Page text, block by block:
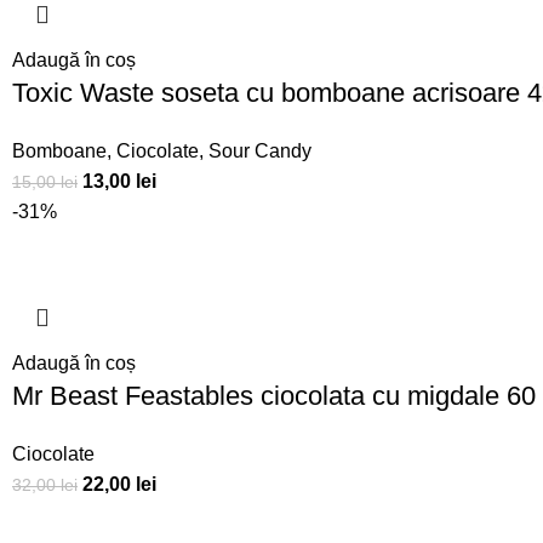
Adaugă în coș
Toxic Waste soseta cu bomboane acrisoare
Bomboane,Ciocolate, Sour Candy
15,00lei 13,00 lei
-31%
Adaugă în coș
Mr Beast Feastables ciocolata cu migdale 60
Ciocolate
32,00lei 22,00 lei